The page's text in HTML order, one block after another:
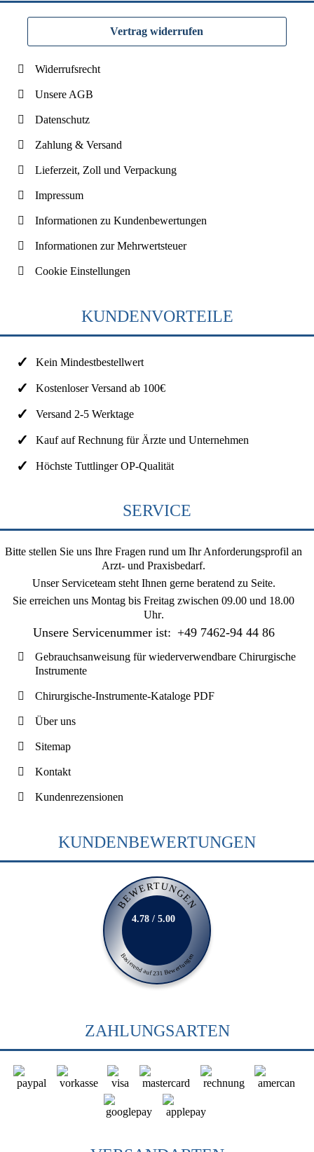
Vertrag widerrufen
Widerrufsrecht
Unsere AGB
Datenschutz
Zahlung & Versand
Lieferzeit, Zoll und Verpackung
Impressum
Informationen zu Kundenbewertungen
Informationen zur Mehrwertsteuer
Cookie Einstellungen
KUNDENVORTEILE
Kein Mindestbestellwert
Kostenloser Versand ab 100€
Versand 2-5 Werktage
Kauf auf Rechnung für Ärzte und Unternehmen
Höchste Tuttlinger OP-Qualität
SERVICE
Bitte stellen Sie uns Ihre Fragen rund um Ihr Anforderungsprofil an
Arzt- und Praxisbedarf.
Unser Serviceteam steht Ihnen gerne beratend zu Seite.
Sie erreichen uns Montag bis Freitag zwischen 09.00 und 18.00
Uhr.
Unsere Servicenummer ist: +49 7462-94 44 86
Gebrauchsanweisung für wiederverwendbare Chirurgische
Instrumente
Chirurgische-Instrumente-Kataloge PDF
Über uns
Sitemap
Kontakt
Kundenrezensionen
KUNDENBEWERTUNGEN
BEWERTUNGEN
Basierend auf 231 Bewertungen
4.78 / 5.00
ZAHLUNGSARTEN